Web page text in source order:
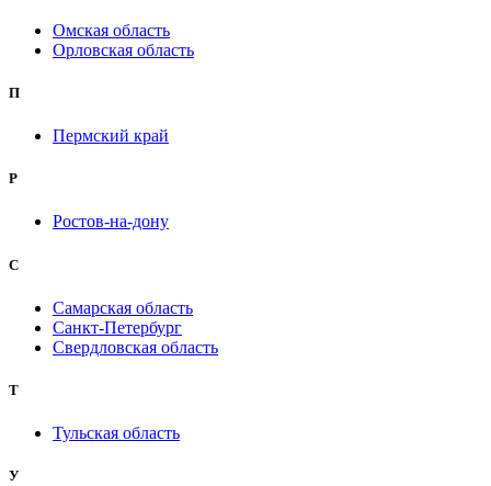
Омская область
Орловская область
П
Пермский край
Р
Ростов-на-дону
С
Самарская область
Санкт-Петербург
Свердловская область
Т
Тульская область
У